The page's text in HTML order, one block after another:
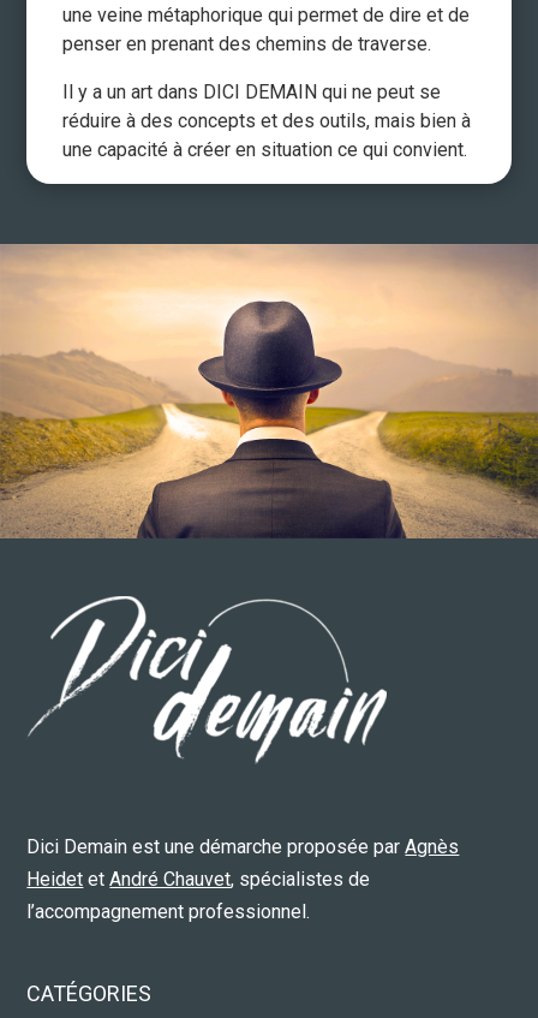
une veine métaphorique qui permet de dire et de
penser en prenant des chemins de traverse.
Il y a un art dans DICI DEMAIN qui ne peut se
réduire à des concepts et des outils, mais bien à
une capacité à créer en situation ce qui convient.
Dici Demain est une démarche proposée parAgnès
Heidet etAndré Chauvet, spécialistes de
l’accompagnement professionnel.
CATÉGORIES